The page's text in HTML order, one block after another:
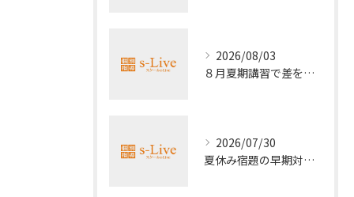
2026/08/03
８月夏期講習で差をつける受験勉強法
2026/07/30
夏休み宿題の早期対策ポイント